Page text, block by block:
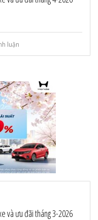
luận
và ưu đãi tháng 3-2026